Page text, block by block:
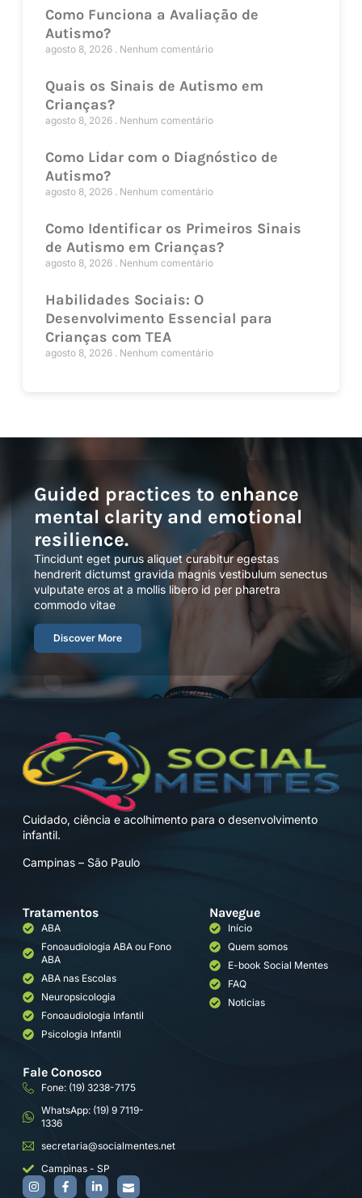
Como Funciona a Avaliação de
Autismo?
agosto 8, 2026 Nenhum comentário
Quais os Sinais de Autismo em
Crianças?
agosto 8, 2026 Nenhum comentário
Como Lidar com o Diagnóstico de
Autismo?
agosto 8, 2026 Nenhum comentário
Como Identificar os Primeiros Sinais
de Autismo em Crianças?
agosto 8, 2026 Nenhum comentário
Habilidades Sociais: O
Desenvolvimento Essencial para
Crianças com TEA
agosto 8, 2026 Nenhum comentário
Guided practices to enhance
mental clarity and emotional
resilience.
Tincidunt eget purus aliquet curabitur egestas
hendrerit dictumst gravida magnis vestibulum senectus
vulputate eros at a mollis libero id per pharetra
commodo vitae
Discover More
Cuidado, ciência e acolhimento para o desenvolvimento
infantil.
Campinas – São Paulo
Tratamentos
ABA
Fonoaudiologia ABA ou Fono
ABA
ABA nas Escolas
Neuropsicologia
Fonoaudiologia Infantil
Psicologia Infantil
Navegue
Início
Quem somos
E-book Social Mentes
FAQ
Noticias
Fale Conosco
Fone: (19) 3238-7175
WhatsApp: (19) 9 7119-
1336
secretaria@socialmentes.net
Campinas - SP